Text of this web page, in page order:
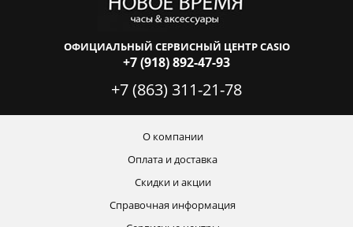
ОФИЦИАЛЬНЫЙ СЕРВИСНЫЙ ЦЕНТР CASIO
+7 (918) 892-47-93
+7 (863) 311-21-78
О компании
Оплата и доставка
Скидки и акции
Справочная информация